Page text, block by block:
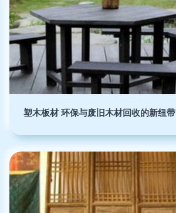
塑木板材 环保与废旧木材回收的新纽带